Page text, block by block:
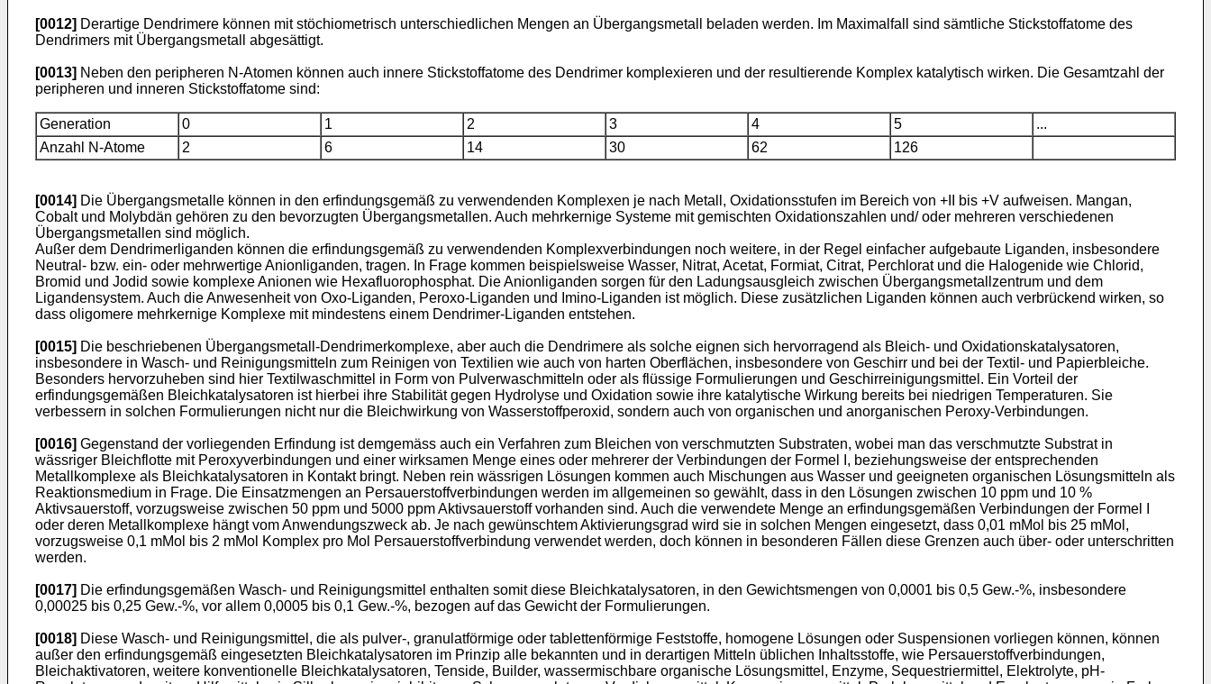
[0012] Derartige Dendrimere können mit stöchiometrisch unterschiedlichen Mengen an Übergangsmetall beladen werden. Im Maximalfall sind sämtliche Stickstoffatome des
Dendrimers mit Übergangsmetall abgesättigt.
[0013] Neben den peripheren N-Atomen können auch innere Stickstoffatome des Dendrimer komplexieren und der resultierende Komplex katalytisch wirken. Die Gesamtzahl der
peripheren und inneren Stickstoffatome sind:
Generation 0 1 2 3 4 5
...
Anzahl N-Atome
2 6 14 30 62 126
[0014] Die Übergangsmetalle können in den erfindungsgemäß zu verwendenden Komplexen je nach Metall, Oxidationsstufen im Bereich von +II bis +V aufweisen. Mangan,
Cobalt und Molybdän gehören zu den bevorzugten Übergangsmetallen. Auch mehrkernige Systeme mit gemischten Oxidationszahlen und/ oder mehreren verschiedenen
Übergangsmetallen sind möglich.
Außer dem Dendrimerliganden können die erfindungsgemäß zu verwendenden Komplexverbindungen noch weitere, in der Regel einfacher aufgebaute Liganden, insbesondere
Neutral- bzw. ein- oder mehrwertige Anionliganden, tragen. In Frage kommen beispielsweise Wasser, Nitrat, Acetat, Formiat, Citrat, Perchlorat und die Halogenide wie Chlorid,
Bromid und Jodid sowie komplexe Anionen wie Hexafluorophosphat. Die Anionliganden sorgen für den Ladungsausgleich zwischen Übergangsmetallzentrum und dem
Ligandensystem. Auch die Anwesenheit von Oxo-Liganden, Peroxo-Liganden und Imino-Liganden ist möglich. Diese zusätzlichen Liganden können auch verbrückend wirken, so
dass oligomere mehrkernige Komplexe mit mindestens einem Dendrimer-Liganden entstehen.
[0015] Die beschriebenen Übergangsmetall-Dendrimerkomplexe, aber auch die Dendrimere als solche eignen sich hervorragend als Bleich- und Oxidationskatalysatoren,
insbesondere in Wasch- und Reinigungsmitteln zum Reinigen von Textilien wie auch von harten Oberflächen, insbesondere von Geschirr und bei der Textil- und Papierbleiche.
Besonders hervorzuheben sind hier Textilwaschmittel in Form von Pulverwaschmitteln oder als flüssige Formulierungen und Geschirreinigungsmittel. Ein Vorteil der
erfindungsgemäßen Bleichkatalysatoren ist hierbei ihre Stabilität gegen Hydrolyse und Oxidation sowie ihre katalytische Wirkung bereits bei niedrigen Temperaturen. Sie
verbessern in solchen Formulierungen nicht nur die Bleichwirkung von Wasserstoffperoxid, sondern auch von organischen und anorganischen Peroxy-Verbindungen.
[0016] Gegenstand der vorliegenden Erfindung ist demgemäss auch ein Verfahren zum Bleichen von verschmutzten Substraten, wobei man das verschmutzte Substrat in
wässriger Bleichflotte mit Peroxyverbindungen und einer wirksamen Menge eines oder mehrerer der Verbindungen der Formel I, beziehungsweise der entsprechenden
Metallkomplexe als Bleichkatalysatoren in Kontakt bringt. Neben rein wässrigen Lösungen kommen auch Mischungen aus Wasser und geeigneten organischen Lösungsmitteln als
Reaktionsmedium in Frage. Die Einsatzmengen an Persauerstoffverbindungen werden im allgemeinen so gewählt, dass in den Lösungen zwischen 10 ppm und 10 %
Aktivsauerstoff, vorzugsweise zwischen 50 ppm und 5000 ppm Aktivsauerstoff vorhanden sind. Auch die verwendete Menge an erfindungsgemäßen Verbindungen der Formel I
oder deren Metallkomplexe hängt vom Anwendungszweck ab. Je nach gewünschtem Aktivierungsgrad wird sie in solchen Mengen eingesetzt, dass 0,01 mMol bis 25 mMol,
vorzugsweise 0,1 mMol bis 2 mMol Komplex pro Mol Persauerstoffverbindung verwendet werden, doch können in besonderen Fällen diese Grenzen auch über- oder unterschritten
werden.
[0017] Die erfindungsgemäßen Wasch- und Reinigungsmittel enthalten somit diese Bleichkatalysatoren, in den Gewichtsmengen von 0,0001 bis 0,5 Gew.-%, insbesondere
0,00025 bis 0,25 Gew.-%, vor allem 0,0005 bis 0,1 Gew.-%, bezogen auf das Gewicht der Formulierungen.
[0018] Diese Wasch- und Reinigungsmittel, die als pulver-, granulatförmige oder tablettenförmige Feststoffe, homogene Lösungen oder Suspensionen vorliegen können, können
außer den erfindungsgemäß eingesetzten Bleichkatalysatoren im Prinzip alle bekannten und in derartigen Mitteln üblichen Inhaltsstoffe, wie Persauerstoffverbindungen,
Bleichaktivatoren, weitere konventionelle Bleichkatalysatoren, Tenside, Builder, wassermischbare organische Lösungsmittel, Enzyme, Sequestriermittel, Elektrolyte, pH-